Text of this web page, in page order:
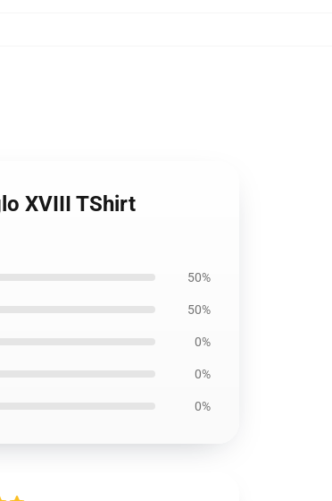
XVIII TShirt
50%
50%
0%
0%
0%